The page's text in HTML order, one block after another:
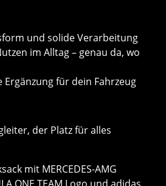
und solide Verarbeitung
im Alltag – genau da, wo
Ergänzung für dein Fahrzeug
der Platz für alles
mit MERCEDES-AMG
ONE TEAM Logo und adidas